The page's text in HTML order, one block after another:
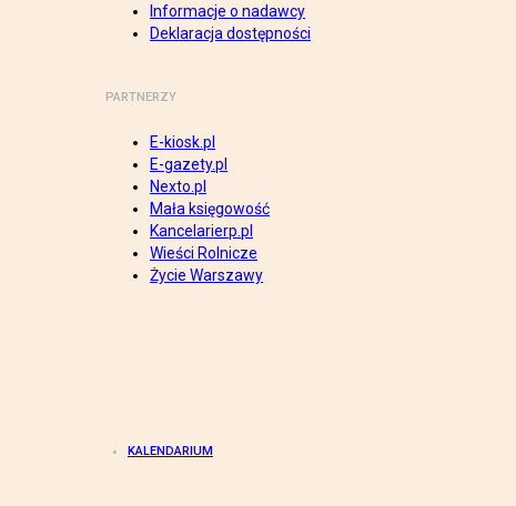
Informacje o nadawcy
Deklaracja dostępności
PARTNERZY
E-kiosk.pl
E-gazety.pl
Nexto.pl
Mała księgowość
Kancelarierp.pl
Wieści Rolnicze
Życie Warszawy
KALENDARIUM